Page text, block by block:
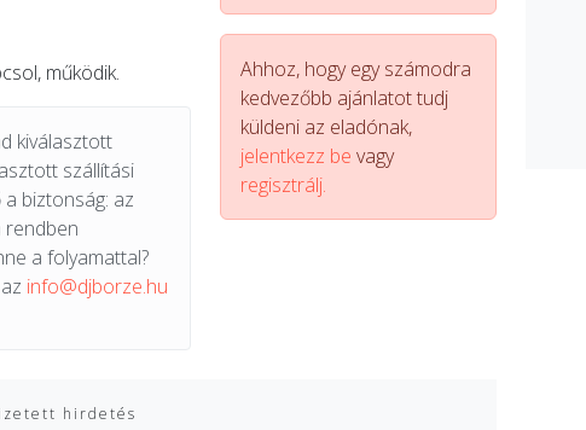
működik.
kiválasztott
szállítási
biztonság: az
rendben
a folyamattal?
info@djborze.hu
Ahhoz, hogy egy számodra
kedvezőbb ajánlatot tudj
küldeni az eladónak,
jelentkezz be vagy
regisztrálj.
hirdetés